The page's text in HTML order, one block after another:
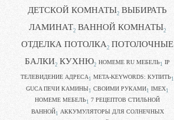
ДЕТСКОЙ КОМНАТЫ2 ВЫБИРАТЬ
ЛАМИНАТ2 ВАННОЙ КОМНАТЫ2
ОТДЕЛКА ПОТОЛКА2 ПОТОЛОЧНЫЕ
БАЛКИ2 КУХНЮ2 HOMEME RU МЕБЕЛЬ1 IP
ТЕЛЕВИДЕНИЕ АДРЕСА 1 META-KEYWORDS: КУПИТЬ1
GUCA ПЕЧИ КАМИНЫ1 CВОИМИ РУКАМИ1 IMEX1
HOMEME МЕБЕЛЬ1 7 РЕЦЕПТОВ СТИЛЬНОЙ
ВАННОЙ1 АККУМУЛЯТОРЫ ДЛЯ СОЛНЕЧНЫХ